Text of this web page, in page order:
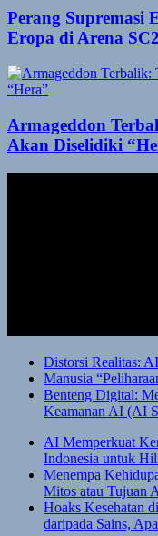
Perang Supremasi
Eropa di Arena
Armageddon
Akan Diselidiki
Distorsi Realitas:
Manusia
Benteng Digital:
Keamanan AI (AI
AI Memperkuat
Indonesia untuk
Menempa
Mitos atau Tujuan
Hoaks Kesehatan
daripada Sains,